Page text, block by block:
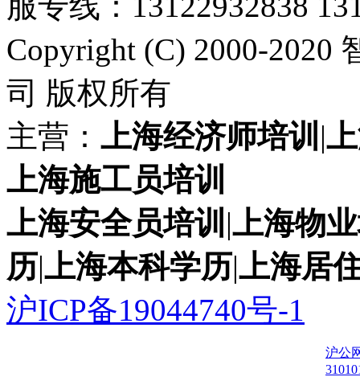
Copyright (C) 2000-2020
司 版权所有
主营： 上海经济师培训 |
上海施工员培训
上海安全员培训 |上海物
历|上海本科学历|上海居
沪ICP备19044740号-1
沪公